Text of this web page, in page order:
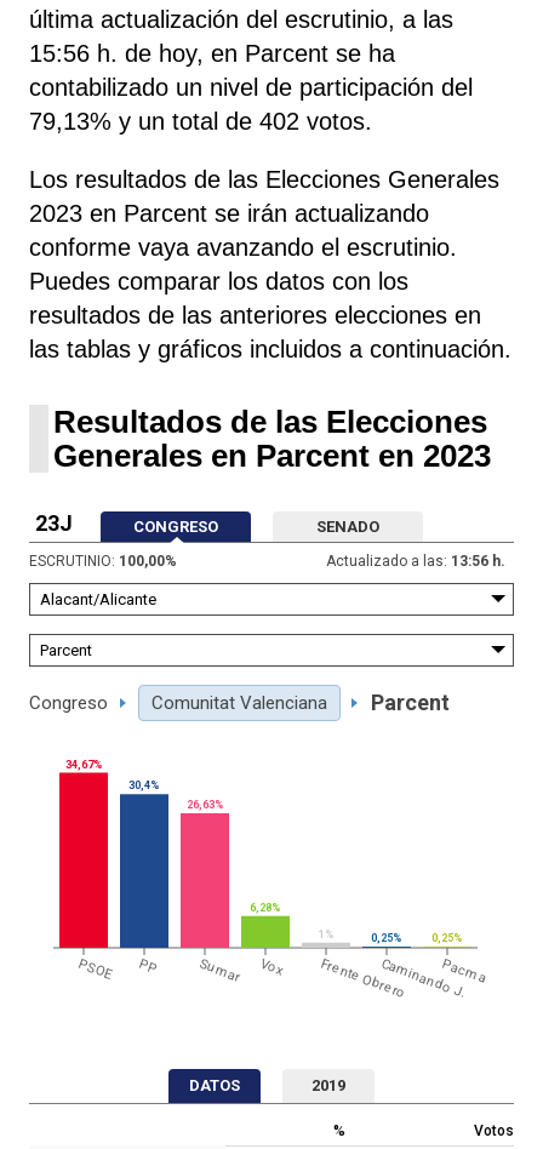
última actualización del escrutinio, a las
15:56 h. de hoy, en Parcent se ha
contabilizado un nivel de participación del
79,13% y un total de 402 votos.
Los resultados de las Elecciones Generales
2023 en Parcent se irán actualizando
conforme vaya avanzando el escrutinio.
Puedes comparar los datos con los
resultados de las anteriores elecciones en
las tablas y gráficos incluidos a continuación.
Resultados de las Elecciones
Generales en Parcent en 2023
23J CONGRESO SENADO
ESCRUTINIO: 100,00% Actualizado a las: 13:56 h.
Congreso Comunitat Valenciana Parcent
PSOE PP Sumar Vox Frente ObreroCaminando J.
Pacma
34,67%
30,4%
26,63%
6,28%
1% 0,25% 0,25%
DATOS 2019
% Votos